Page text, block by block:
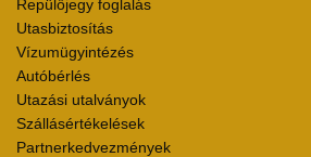
Repülőjegy foglalás
Utasbiztosítás
Vízumügyintézés
Autóbérlés
Utazási utalványok
Szállásértékelések
Partnerkedvezmények